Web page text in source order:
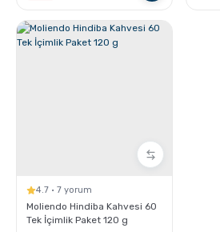
4.7 · 7 yorum
Moliendo Hindiba Kahvesi 60
Tek İçimlik Paket 120 g